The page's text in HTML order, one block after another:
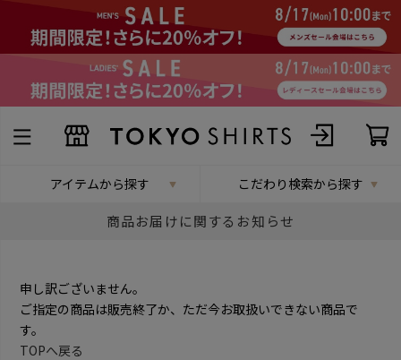
アイテムから探す こだわり検索から探す
商品お届けに関するお知らせ
申し訳ございません。
ご指定の商品は販売終了か、ただ今お取扱いできない商品で
す。
TOPへ戻る